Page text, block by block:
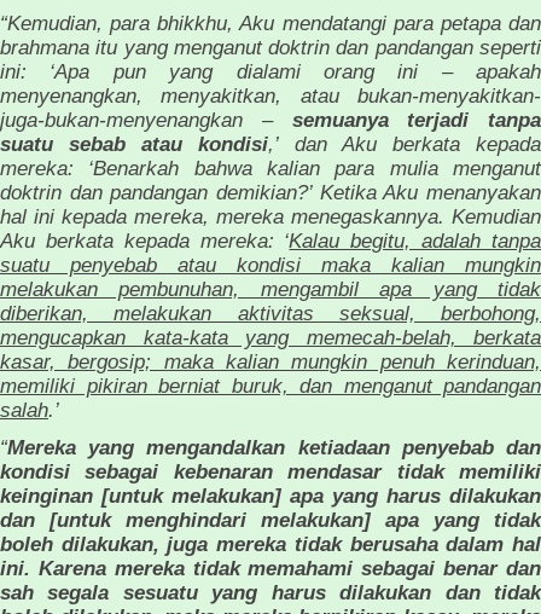
“Kemudian, para bhikkhu, Aku mendatangi para petapa dan
brahmana itu yang menganut doktrin dan pandangan seperti
ini: ‘Apa pun yang dialami orang ini – apakah
menyenangkan, menyakitkan, atau bukan-menyakitkan-
juga-bukan-menyenangkan – semuanya terjadi tanpa
suatu sebab atau kondisi,’ dan Aku berkata kepada
mereka: ‘Benarkah bahwa kalian para mulia menganut
doktrin dan pandangan demikian?’ Ketika Aku menanyakan
hal ini kepada mereka, mereka menegaskannya. Kemudian
Aku berkata kepada mereka: ‘Kalau begitu, adalah tanpa
suatu penyebab atau kondisi maka kalian mungkin
melakukan pembunuhan, mengambil apa yang tidak
diberikan, melakukan aktivitas seksual, berbohong,
mengucapkan kata-kata yang memecah-belah, berkata
kasar, bergosip; maka kalian mungkin penuh kerinduan,
memiliki pikiran berniat buruk, dan menganut pandangan
salah.’
“Mereka yang mengandalkan ketiadaan penyebab dan
kondisi sebagai kebenaran mendasar tidak memiliki
keinginan [untuk melakukan] apa yang harus dilakukan
dan [untuk menghindari melakukan] apa yang tidak
boleh dilakukan, juga mereka tidak berusaha dalam hal
ini. Karena mereka tidak memahami sebagai benar dan
sah segala sesuatu yang harus dilakukan dan tidak